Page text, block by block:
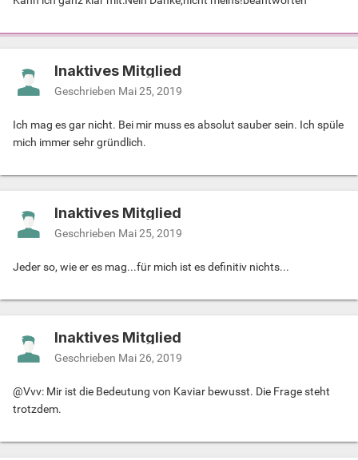
Inaktives Mitglied
Geschrieben Mai 25, 2019
Ich mag es gar nicht. Bei mir muss es absolut sauber sein. Ich spüle
mich immer sehr gründlich.
Inaktives Mitglied
Geschrieben Mai 25, 2019
Jeder so, wie er es mag...für mich ist es definitiv nichts...
Inaktives Mitglied
Geschrieben Mai 26, 2019
@Vvv: Mir ist die Bedeutung von Kaviar bewusst. Die Frage steht
trotzdem.